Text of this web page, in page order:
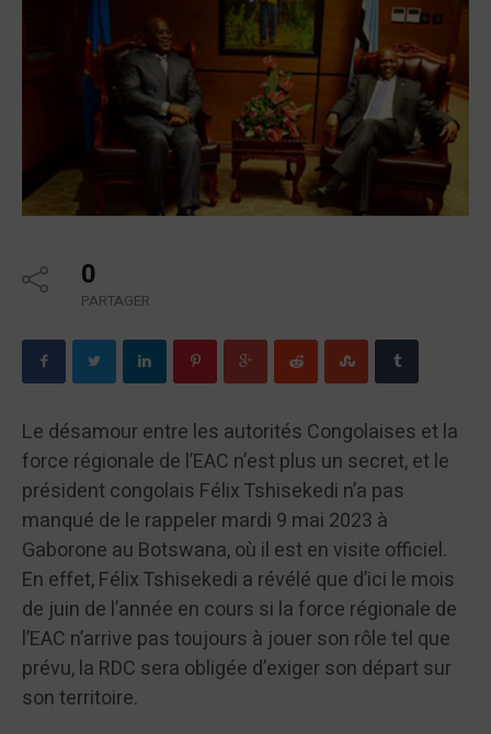
0
PARTAGER
Le désamour entre les autorités Congolaises et la
force régionale de l’EAC n’est plus un secret, et le
président congolais Félix Tshisekedi n’a pas
manqué de le rappeler mardi 9 mai 2023 à
Gaborone au Botswana, où il est en visite officiel.
En effet, Félix Tshisekedi a révélé que d’ici le mois
de juin de l’année en cours si la force régionale de
l’EAC n’arrive pas toujours à jouer son rôle tel que
prévu, la RDC sera obligée d’exiger son départ sur
son territoire.